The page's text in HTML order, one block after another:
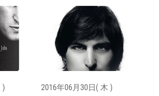
) 2016年06月30日( 木 )